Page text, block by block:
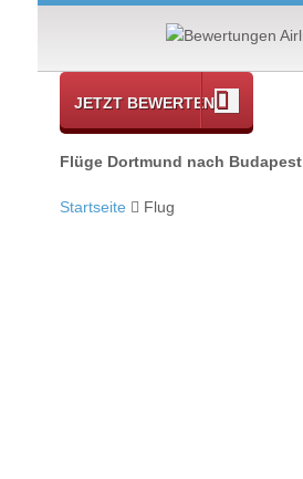
JETZT BEWERTEN
Flüge Dortmund nach Budapest
Startseite Flug